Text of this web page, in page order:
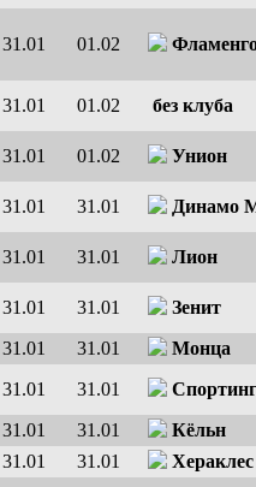
31.01 01.02
31.01 01.02 без клуба
31.01 01.02 Унион
31.01 31.01 Динамо
31.01 31.01 Лион
31.01 31.01
Зенит
31.01
31.01
Монца
31.01
31.01
Спортинг
31.01
31.01
Кёльн
31.01
31.01
Хераклес